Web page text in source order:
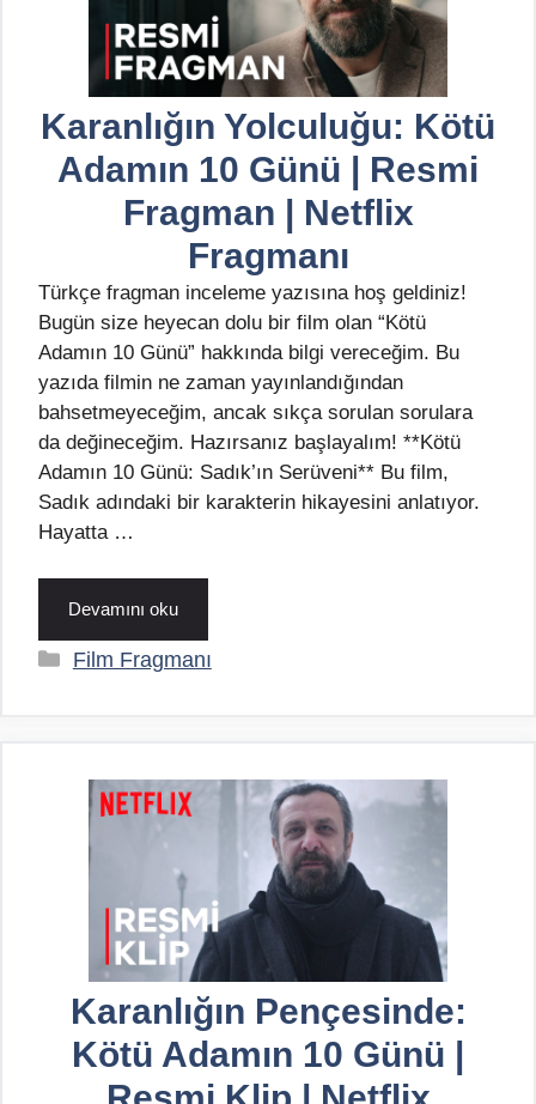
Karanlığın Yolculuğu: Kötü
Adamın 10 Günü | Resmi
Fragman | Netflix
Fragmanı
Türkçe fragman inceleme yazısına hoş geldiniz!
Bugün size heyecan dolu bir film olan “Kötü
Adamın 10 Günü” hakkında bilgi vereceğim. Bu
yazıda filmin ne zaman yayınlandığından
bahsetmeyeceğim, ancak sıkça sorulan sorulara
da değineceğim. Hazırsanız başlayalım! **Kötü
Adamın 10 Günü: Sadık’ın Serüveni** Bu film,
Sadık adındaki bir karakterin hikayesini anlatıyor.
Hayatta …
Devamını oku
Kategoriler
Film Fragmanı
Karanlığın Pençesinde:
Kötü Adamın 10 Günü |